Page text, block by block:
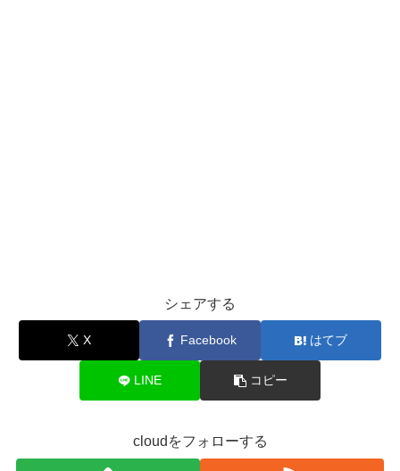
シェアする
X Facebook はてブ
LINE コピー
cloudをフォローする